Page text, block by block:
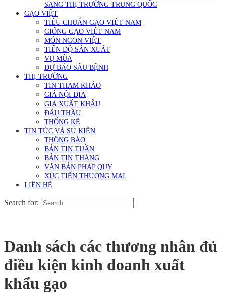
SANG THỊ TRƯỜNG TRUNG QUỐC
GẠO VIỆT
TIÊU CHUẨN GẠO VIỆT NAM
GIỐNG GẠO VIỆT NAM
MÓN NGON VIỆT
TIẾN ĐỘ SẢN XUẤT
VỤ MÙA
DỰ BÁO SÂU BỆNH
THỊ TRƯỜNG
TIN THAM KHẢO
GIÁ NỘI ĐỊA
GIÁ XUẤT KHẨU
ĐẤU THẦU
THỐNG KÊ
TIN TỨC VÀ SỰ KIỆN
THÔNG BÁO
BẢN TIN TUẦN
BẢN TIN THÁNG
VĂN BẢN PHÁP QUY
XÚC TIẾN THƯƠNG MẠI
LIÊN HỆ
Search for:
Danh sách các thương nhân đủ
điều kiện kinh doanh xuất
khẩu gạo